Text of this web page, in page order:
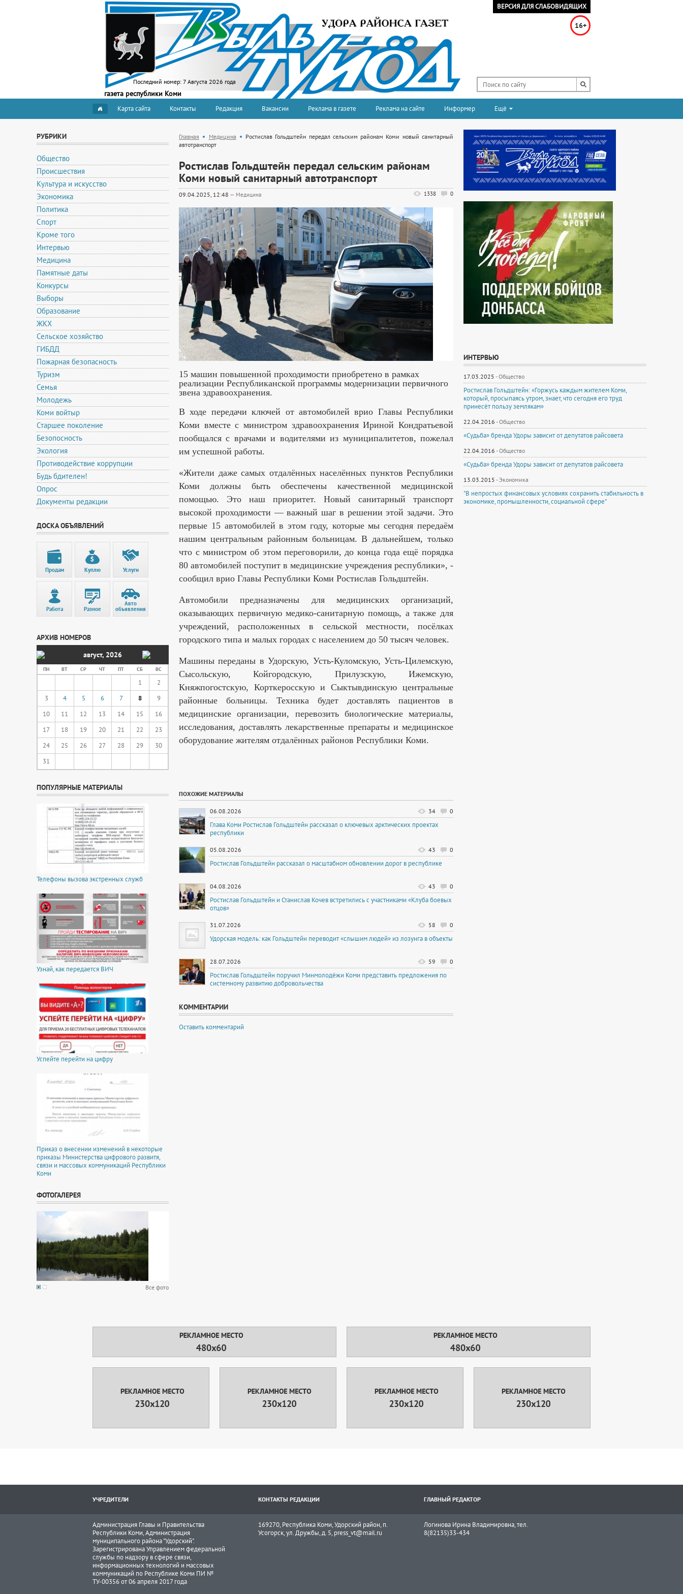
ВЕРСИЯ ДЛЯ СЛАБОВИДЯЩИХ
Последний номер: 7 Августа 2026 года
16+
газета республики Коми
Карта сайта Контакты Редакция Вакансии Реклама в газете Реклама на сайте Информер Ещё
РУБРИКИ
Общество
Происшествия
Культура и искусство
Экономика
Политика
Спорт
Кроме того
Интервью
Медицина
Памятные даты
Конкурсы
Выборы
Образование
ЖКХ
Сельское хозяйство
ГИБДД
Пожарная безопасность
Туризм
Семья
Молодежь
Коми войтыр
Старшее поколение
Безопосность
Экология
Противодействие коррупции
Будь бдителен!
Опрос
Документы редакции
ДОСКА ОБЪЯВЛЕНИЙ
Продам Куплю Услуги
Работа Разное
Авто
объявления
АРХИВ НОМЕРОВ
август, 2026
ПН ВТ СР ЧТ ПТ СБ ВС
1
2
3
4 5 6 7 8
9
10
11 12 13 14 15
16
17
18 19 20 21 22
23
24
25 26 27 28 29
30
31
ПОПУЛЯРНЫЕ МАТЕРИАЛЫ
Телефоны вызова экстренных служб
Узнай, как передается ВИЧ
Успейте перейти на цифру
Приказ о внесении изменений в некоторые
приказы Министерства цифрового развитя,
связи и массовых коммуникаций Республики
Коми
ФОТОГАЛЕРЕЯ
Все фото
Главная Медицина
Ростислав Гольдштейн передал сельским районам Коми новый санитарный
автотранспорт
Ростислав Гольдштейн передал сельским районам
Коми новый санитарный автотранспорт
0
1338
09.04.2025, 12:48 — Медицина
15 машин повышенной проходимости приобретено в рамках
реализации Республиканской программы модернизации первичного
звена здравоохранения.
В ходе передачи ключей от автомобилей врио Главы Республики
Коми вместе с министром здравоохранения Ириной Кондратьевой
пообщался с врачами и водителями из муниципалитетов, пожелал
им успешной работы.
«Жители даже самых отдалённых населённых пунктов Республики
Коми должны быть обеспечены качественной медицинской
помощью. Это наш приоритет. Новый санитарный транспорт
высокой проходимости — важный шаг в решении этой задачи. Это
первые 15 автомобилей в этом году, которые мы сегодня передаём
нашим центральным районным больницам. В дальнейшем, только
что с министром об этом переговорили, до конца года ещё порядка
80 автомобилей поступит в медицинские учреждения республики», -
сообщил врио Главы Республики Коми Ростислав Гольдштейн.
Автомобили предназначены для медицинских организаций,
оказывающих первичную медико-санитарную помощь, а также для
учреждений, расположенных в сельской местности, посёлках
городского типа и малых городах с населением до 50 тысяч человек.
Машины переданы в Удорскую, Усть-Куломскую, Усть-Цилемскую,
Сысольскую, Койгородскую, Прилузскую, Ижемскую,
Княжпогостскую, Корткеросскую и Сыктывдинскую центральные
районные больницы. Техника будет доставлять пациентов в
медицинские организации, перевозить биологические материалы,
исследования, доставлять лекарственные препараты и медицинское
оборудование жителям отдалённых районов Республики Коми.
ПОХОЖИЕ МАТЕРИАЛЫ
0
34
06.08.2026
Глава Коми Ростислав Гольдштейн рассказал о ключевых арктических проектах
республики
0
43
05.08.2026
Ростислав Гольдштейн рассказал о масштабном обновлении дорог в республике
0
43
04.08.2026
Ростислав Гольдштейн и Станислав Кочев встретились с участниками «Клуба боевых
отцов»
0
58
31.07.2026
Удорская модель: как Гольдштейн переводит «слышим людей» из лозунга в объекты
0
59
28.07.2026
Ростислав Гольдштейн поручил Минмолодёжи Коми представить предложения по
системному развитию добровольчества
КОММЕНТАРИИ
Оставить комментарий
ИНТЕРВЬЮ
17.03.2025 -Общество
Ростислав Гольдштейн: «Горжусь каждым жителем Коми,
который, просыпаясь утром, знает, что сегодня его труд
принесёт пользу землякам»
22.04.2016 -Общество
«Судьба» бренда Удоры зависит от депутатов райсовета
22.04.2016 -Общество
«Судьба» бренда Удоры зависит от депутатов райсовета
13.03.2015 -Экономика
"В непростых финансовых условиях сохранить стабильность в
экономике, промышленности, социальной сфере"
УЧРЕДИТЕЛИ КОНТАКТЫ РЕДАКЦИИ ГЛАВНЫЙ РЕДАКТОР
Администрация Главы и Правительства
Республики Коми, Администрация
муниципального района "Удорский".
Зарегистрирована Управлением федеральной
службы по надзору в сфере связи,
информационных технологий и массовых
коммуникаций по Республике Коми ПИ №
ТУ-00356 от 06 апреля 2017 года
169270, Республика Коми, Удорский район, п.
Усогорск, ул. Дружбы, д. 5, press_vt@mail.ru
Логинова Ирина Владимировна, тел.
8(82135)33-434